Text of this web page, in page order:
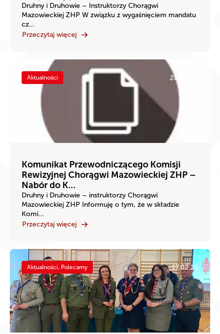
Druhny i Druhowie – Instruktorzy Chorągwi
Mazowieckiej ZHP W związku z wygaśnięciem mandatu
cz...
Przeczytaj więcej
Aktualności 28.02.25
Komunikat Przewodniczącego Komisji
Rewizyjnej Chorągwi Mazowieckiej ZHP –
Nabór do K...
Druhny i Druhowie – instruktorzy Chorągwi
Mazowieckiej ZHP Informuję o tym, że w składzie
Komi...
Przeczytaj więcej
Aktualności, Polecamy 17.02.25